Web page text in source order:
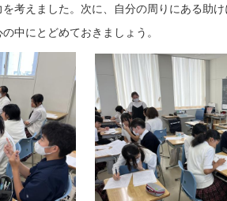
考えました。次に、自分の周りにある助
中にとどめておきましょう。